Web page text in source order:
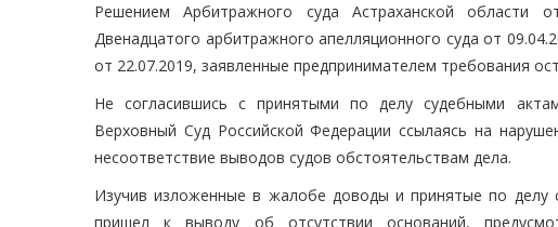
Решением Арбитражного суда Астраханской области
Двенадцатого арбитражного апелляционного суда от
от 22.07.2019, заявленные предпринимателем требования
Не согласившись с принятыми по делу судебными
Верховный Суд Российской Федерации ссылаясь на
несоответствие выводов судов обстоятельствам дела.
Изучив изложенные в жалобе доводы и принятые по делу
пришел к выводу об отсутствии оснований,